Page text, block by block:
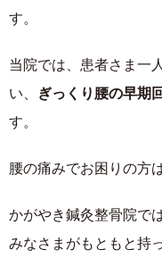
す。
当院では、患者さま一
い、 ぎっくり腰の早期
す。
腰の痛みでお困りの方
かがやき鍼灸整骨院で
みなさまがもともと持